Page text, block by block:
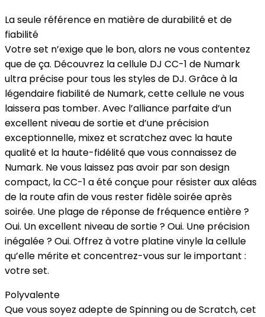
La seule référence en matière de durabilité et de
fiabilité
Votre set n’exige que le bon, alors ne vous contentez
que de ça. Découvrez la cellule DJ CC-1 de Numark
ultra précise pour tous les styles de DJ. Grâce à la
légendaire fiabilité de Numark, cette cellule ne vous
laissera pas tomber. Avec l’alliance parfaite d’un
excellent niveau de sortie et d’une précision
exceptionnelle, mixez et scratchez avec la haute
qualité et la haute-fidélité que vous connaissez de
Numark. Ne vous laissez pas avoir par son design
compact, la CC-1 a été conçue pour résister aux aléas
de la route afin de vous rester fidèle soirée après
soirée. Une plage de réponse de fréquence entière ?
Oui. Un excellent niveau de sortie ? Oui. Une précision
inégalée ? Oui. Offrez à votre platine vinyle la cellule
qu’elle mérite et concentrez-vous sur le important :
votre set.
Polyvalente
Que vous soyez adepte de Spinning ou de Scratch, cet